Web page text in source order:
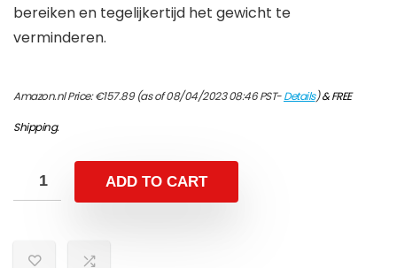
bereiken en tegelijkertijd het gewicht te
verminderen.
Amazon.nl Price:€157.89(as of 08/04/2023 08:46 PST-Details)&FREE
Shipping.
ADD TO CART